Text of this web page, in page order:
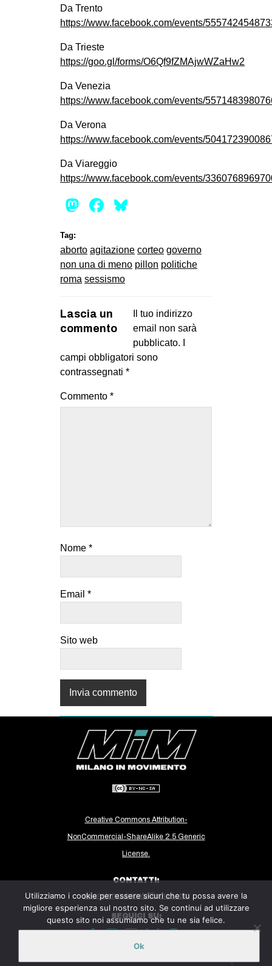
Da Trento
https://www.facebook.com/events/
Da Trieste
https://goo.gl/forms/O6Qf9fZMAjwWZaHw2
Da Venezia
https://www.facebook.com/events/
Da Verona
https://www.facebook.com/events/
Da Viareggio
https://www.facebook.com/events/
Mastodon
Facebook
Tag:
aborto agitazione corteo governo
non una di meno pillon politiche
roma sessismo
Lascia un
commento
Il tuo indirizzo
email non sarà
pubblicato.
campi obbligatori sono
contrassegnati *
Commento *
Nome *
Email *
Sito web
Creative Commons Attribution-
NonCommercial-ShareAlike 2.5 Generic
License.
CONTATTI:
milanoinmovimento@gmail.com
SEGUICI SU:
Utilizziamo i cookie per essere sicuri che tu possa avere la
migliore esperienza sul nostro sito. Se continui ad utilizzare
questo sito noi assumiamo che tu ne sia felice.
Ok